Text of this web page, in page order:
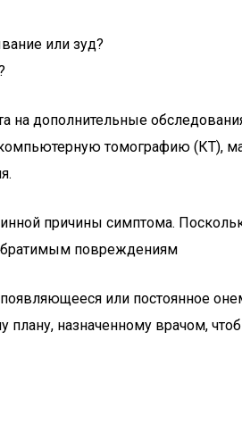
или зуд?
на дополнительные
томографию (КТ),
причины симптома.
повреждениям
или постоянное
назначенному врачом,